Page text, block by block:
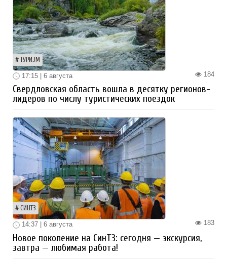
ТУРИЗМ
184
17:15 | 6 августа
Свердловская область вошла в десятку регионов-
лидеров по числу туристических поездок
СИНТЗ
183
14:37 | 6 августа
Новое поколение на СинТЗ: сегодня — экскурсия,
завтра — любимая работа!